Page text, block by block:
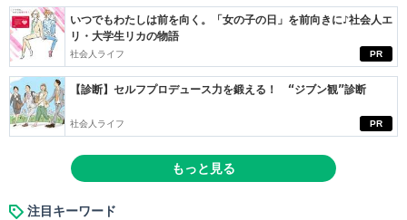
PR
いつでもわたしは前を向く。「女の子の日」を前向きに♪社会人エ
リ・大学生リカの物語
社会人ライフ
PR
【診断】セルフプロデュース力を鍛える！ “ジブン観”診断
社会人ライフ
もっと見る
注目キーワード